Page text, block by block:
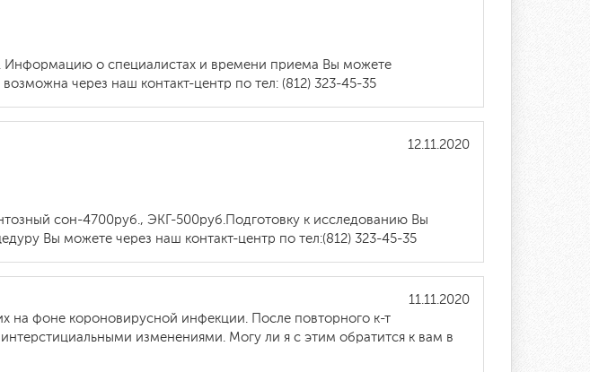
Информацию о специалистах и времени приема Вы можете
через наш контакт-центр по тел: (812) 323-45-35
12.11.2020
сон-4700руб., ЭКГ-500руб.Подготовку к исследованию Вы
Вы можете через наш контакт-центр по тел:(812) 323-45-35
11.11.2020
на фоне короновирусной инфекции. После повторного к-т
изменениями. Могу ли я с этим обратится к вам в